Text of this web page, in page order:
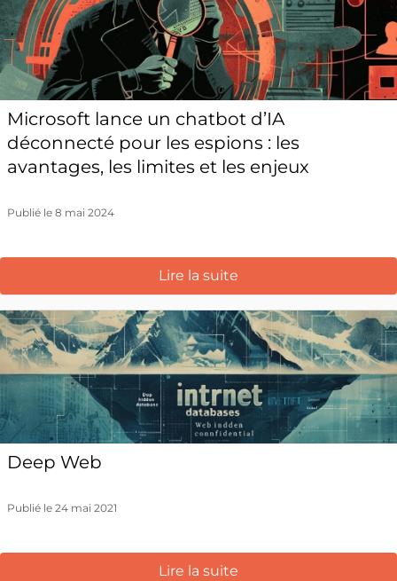
Microsoft lance un chatbot d’IA
déconnecté pour les espions : les
avantages, les limites et les enjeux
Publié le 8 mai 2024
Lire la suite
Deep Web
Publié le 24 mai 2021
Lire la suite